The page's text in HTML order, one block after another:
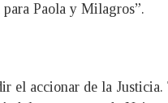
Paola y Milagros”.
el accionar de la